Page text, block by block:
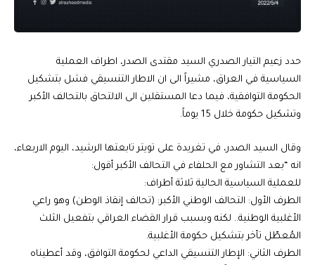
حدد زعيم التيار الصدري السيد مقتدى الصدر، اطراف العملية
السياسية في العراق، مشيراً الى ان الاطار التنسيقي فشل بتشكيل
الحكومة التوافقية، فيما دعا المستقلين الى الالتحاق بالتحالف الأكبر
وتشكيل حكومة خلال 15 يوماً.
وقال السيد الصدر، في تغريدة على تويتر تابعتها الرشيد، اليوم الاربعاء،
انه “بعد التشاور مع الحلفاء في التحالف الأكبر أقول:
للعملية السياسية الحالية ثلاثة أطراف:
الطرف الأول: التحالف الوطني الأكبر: (تحالف إنقاذ الوطن) وهو راعي
الأغلبية الوطنية.. لكنه وبسبب قرار القضاء العراقي بتفعيل الثلث
المُعطّل تأخر بتشكيل حكومة الأغلبية.
الطرف الثاني: الإطار التنسيقي الداعي لحكومة التوافق، وقد أعطيناه